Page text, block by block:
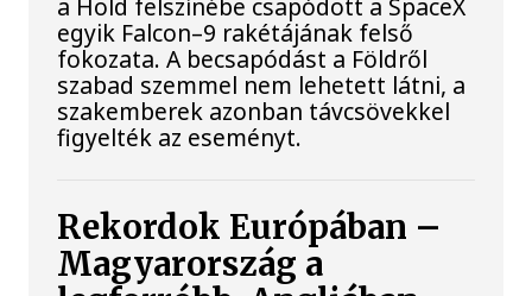
egyik Falcon–9 rakétájának felső
fokozata. A becsapódást a Földről
szabad szemmel nem lehetett látni, a
szakemberek azonban távcsövekkel
figyelték az eseményt.
Rekordok Európában –
Magyarország a